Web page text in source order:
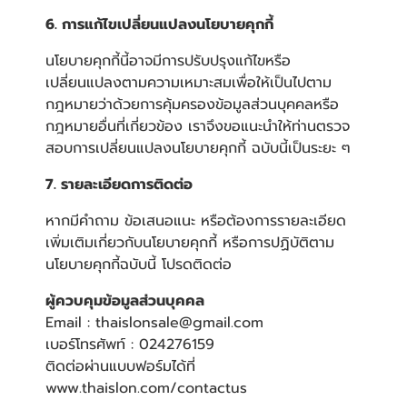
6. การแก้ไขเปลี่ยนแปลงนโยบายคุกกี้
นโยบายคุกกี้นี้อาจมีการปรับปรุงแก้ไขหรือ
เปลี่ยนแปลงตามความเหมาะสมเพื่อให้เป็นไปตาม
กฎหมายว่าด้วยการคุ้มครองข้อมูลส่วนบุคคลหรือ
กฎหมายอื่นที่เกี่ยวข้อง เราจึงขอแนะนำให้ท่านตรวจ
สอบการเปลี่ยนแปลงนโยบายคุกกี้ ฉบับนี้เป็นระยะ ๆ
7. รายละเอียดการติดต่อ
หากมีคำถาม ข้อเสนอแนะ หรือต้องการรายละเอียด
เพิ่มเติมเกี่ยวกับนโยบายคุกกี้ หรือการปฏิบัติตาม
นโยบายคุกกี้ฉบับนี้ โปรดติดต่อ
ผู้ควบคุมข้อมูลส่วนบุคคล
Email : thaislonsale@gmail.com
เบอร์โทรศัพท์ : 024276159
ติดต่อผ่านแบบฟอร์มได้ที่
www.thaislon.com/contactus